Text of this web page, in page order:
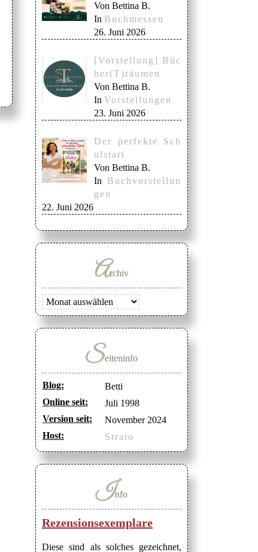
Von Bettina B.
In Buchmessen
26. Juni 2026
[Vorstellung] Büc
her(T)räumen
Von Bettina B.
In Vorstellungen
23. Juni 2026
Der perfekte Sch
ulstart
Von Bettina B.
In Buchvorstellun
gen
22. Juni 2026
Archiv
Archiv
Seiteninfo
Blog:
Betti
Online seit:
Juli 1998
Version seit:
November 2024
Host:
Strato
Info
Rezensionsexemplare
Diese sind als solches gezeichnet,